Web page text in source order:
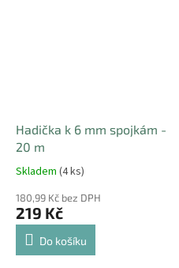
Hadička k 6 mm spojkám -
20 m
Skladem (4 ks)
180,99 Kč bez DPH
219 Kč
Do košíku